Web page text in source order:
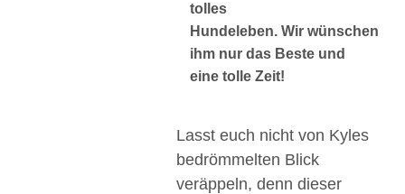
tolles
Hundeleben. Wir wünschen
ihm nur das Beste und
eine tolle Zeit!
Lasst euch nicht von Kyles
bedrömmelten Blick
veräppeln, denn dieser